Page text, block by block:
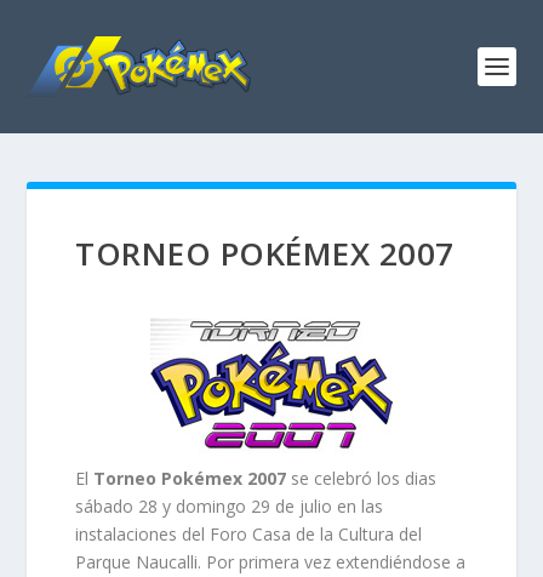
TORNEO POKÉMEX 2007
El Torneo Pokémex 2007 se celebró los dias
sábado 28 y domingo 29 de julio en las
instalaciones del Foro Casa de la Cultura del
Parque Naucalli. Por primera vez extendiéndose a